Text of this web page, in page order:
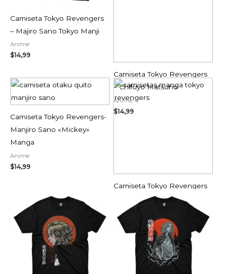
Camiseta Tokyo Revengers
– Majiro Sano Tokyo Manji
Anime
$14,99
Camiseta Tokyo Revengers
– Chifuyo Matsuno
Anime
$14,99
Camiseta Tokyo Revengers-
Manjiro Sano «Mickey»
Manga
Anime
$14,99
Camiseta Tokyo Revengers
– Manga Keisuke Baji
Anime
14,99